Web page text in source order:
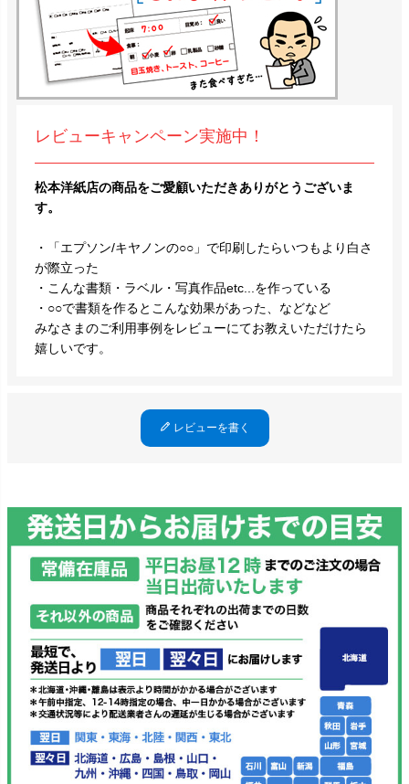
レビューキャンペーン実施中！
松本洋紙店の商品をご愛顧いただきありがとうございま
す。
・「エプソン/キヤノンの○○」で印刷したらいつもより白さ
が際立った
・こんな書類・ラベル・写真作品etc...を作っている
・○○で書類を作るとこんな効果があった、などなど
みなさまのご利用事例をレビューにてお教えいただけたら
嬉しいです。
レビューを書く